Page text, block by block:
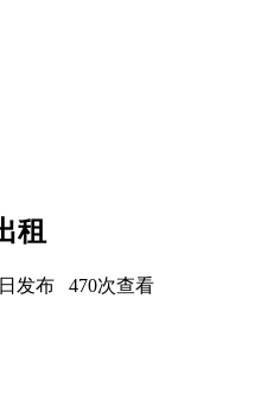
租
发布 470次查看